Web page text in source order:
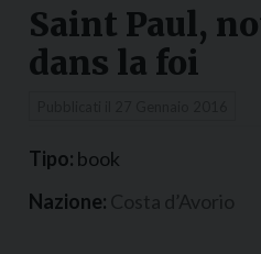
Saint Paul,
dans la foi
Tipo: book
Nazione: